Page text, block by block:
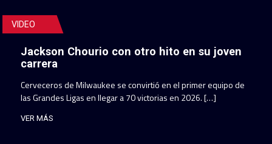
VIDEO
Jackson Chourio con otro hito en su joven
carrera
Cerveceros de Milwaukee se convirtió en el primer equipo de
las Grandes Ligas en llegar a 70 victorias en 2026. […]
VER MÁS